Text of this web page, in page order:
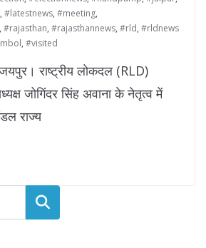
, #latestnews, #meeting,
, #rajasthan, #rajasthannews, #rld, #rldnews
, #visited
राष्ट्रीय लोकदल (RLD)
जोगिंदर सिंह अवाना के नेतृत्व में
राज्य